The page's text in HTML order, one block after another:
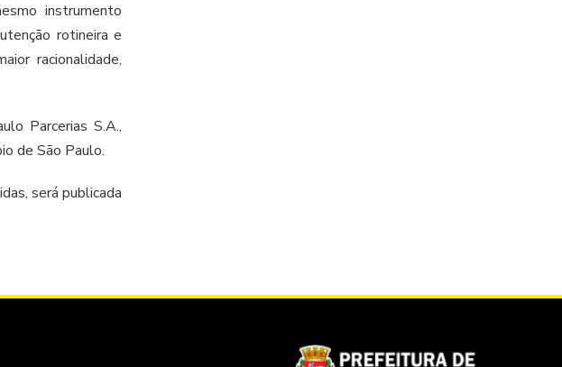
instrumento
rotineira e
racionalidade,
Parcerias S.A.,
de São Paulo.
será publicada